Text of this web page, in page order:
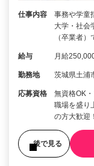
仕事内容
事務や学童
大学・社会
（卒業者
給与 月給
勤務地 茨城県土浦
応募資格
無資格OK
職場を盛り
の方大歓迎
後で見る